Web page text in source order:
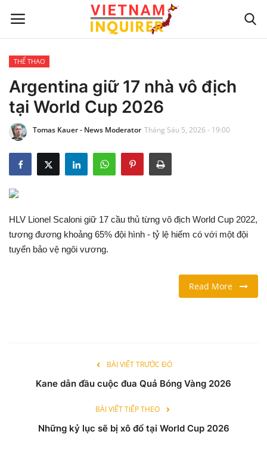
Trang chủ
Liên hệ
TIN TỨC THẾ GIỚI
CẬP NHẬT
CÔNG NGHỆ
Ngôn ngữ
Vietnamese
THỂ THAO
Argentina giữ 17 nhà vô địch
tại World Cup 2026
Tomas Kauer - News Moderator Tháng Sáu 5, 2026 - 19:00
HLV Lionel Scaloni giữ 17 cầu thủ từng vô địch World Cup 2022,
tương đương khoảng 65% đội hình - tỷ lệ hiếm có với một đội
tuyển bảo vệ ngôi vương.
Read More
BÀI VIẾT TRƯỚC ĐÓ
Kane dẫn đầu cuộc đua Quả Bóng Vàng 2026
BÀI VIẾT TIẾP THEO
Những kỷ lục sẽ bị xô đổ tại World Cup 2026